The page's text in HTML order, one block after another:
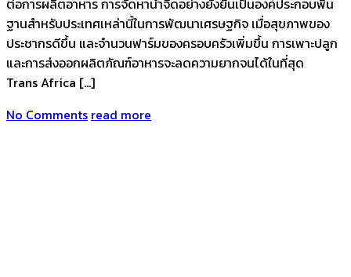
ฐานสำหรับประเทศเหล่านี้ในการพัฒนาเศรษฐกิจ เมื่อสุขภาพของ
ประชากรดีขึ้น และจำนวนฟาร์มของครอบครัวเพิ่มขึ้น การเพาะปลูก
และการส่งออกผลิตภัณฑ์อาหารจะลดความยากจนได้ในที่สุด
Trans Africa […]
No Comments read more